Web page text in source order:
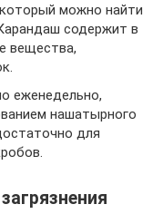
можно найти
содержит в
вещества,
еженедельно,
нашатырного
для